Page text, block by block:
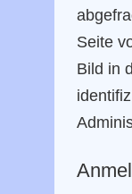
Seite
Bild in